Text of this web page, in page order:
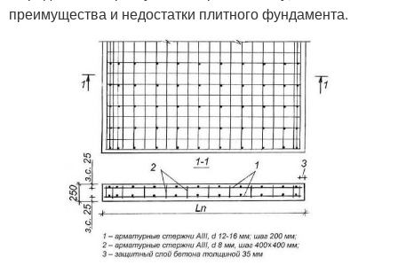
преимущества и недостатки плитного фундамента.